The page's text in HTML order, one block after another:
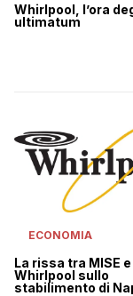
Whirlpool, l’ora
ultimatum
ECONOMIA
La rissa tra MISE e
Whirlpool sullo
stabilimento di